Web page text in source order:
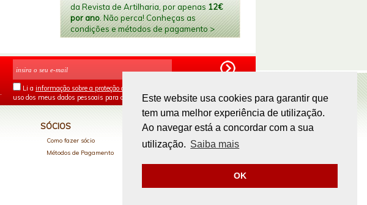
Este website usa cookies para garantir que
tem uma melhor experiência de utilização.
Ao navegar está a concordar com a sua
utilização. Saiba mais
OK
da Revista de Artilharia, por apenas 12€
por ano. Não perca! Conheças as
condições e métodos de pagamento >
Li a informação sobre a proteção de dados
uso dos meus dados pessoais para os fins mencionados.
SÓCIOS
Como fazer sócio
Métodos de Pagamento
PAGAMENTOS ONLINE